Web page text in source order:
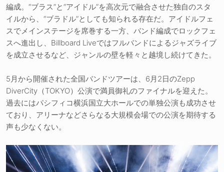
編成。“ブラス”と“アイドル”を高次元で融合させた独自のスタ
イルから、“ブラドル”としても知られる存在だ。アイドルフェ
スでメインステージを席巻する一方、バンド編成でロックフェ
スへ進出し、Billboard Liveではフルバンドによるジャズライブ
を成立させるなど、ジャンルの壁を軽々と越境し続けてきた。
5月から開催された全国バンドツアーは、6月2日のZepp
DiverCity（TOKYO）公演で満員御礼のファイナルを迎えた。
過去にはパシフィコ横浜国立大ホールでの単独公演も成功させ
ており、アリーナなどさらなる大規模会場での公演を期待する
声も少なくない。